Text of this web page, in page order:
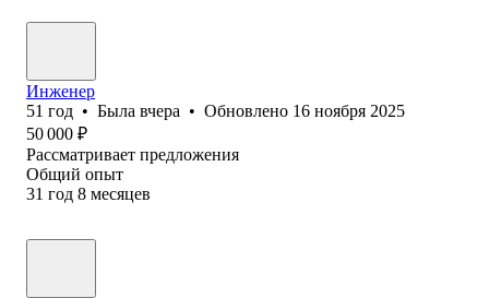
Инженер
51 год • Была вчера • Обновлено 16 ноября 2025
50 000 ₽
Рассматривает предложения
Общий опыт
31 год 8 месяцев